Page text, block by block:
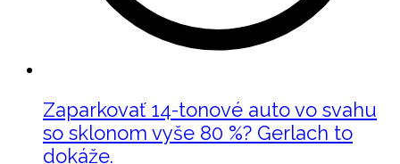
Zaparkovať 14-tonové auto vo svahu
so sklonom vyše 80 %? Gerlach to
dokáže.